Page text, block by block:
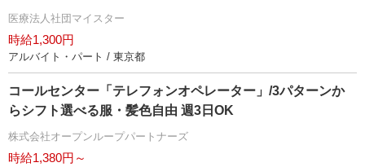
医療法人社団マイスター
時給1,300円
アルバイト・パート / 東京都
コールセンター「テレフォンオペレーター」/3パターンか
らシフト選べる服・髪色自由 週3日OK
株式会社オープンループパートナーズ
時給1,380円～